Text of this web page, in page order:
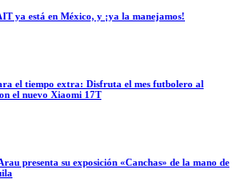
ya está en México, y ¡ya la manejamos!
el tiempo extra: Disfruta el mes futbolero al
el nuevo Xiaomi 17T
presenta su exposición «Canchas» de la mano de